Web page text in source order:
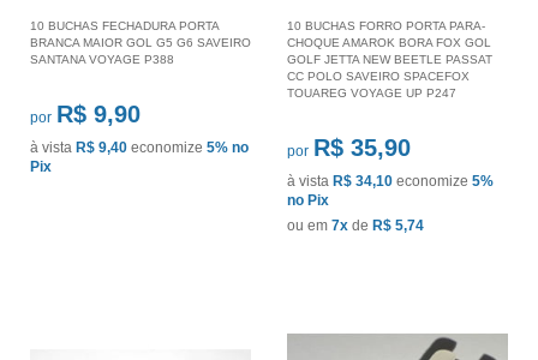
10 BUCHAS FECHADURA PORTA
BRANCA MAIOR GOL G5 G6 SAVEIRO
SANTANA VOYAGE P388
por R$ 9,90
à vista R$ 9,40 economize 5% no
Pix
10 BUCHAS FORRO PORTA PARA-
CHOQUE AMAROK BORA FOX GOL
GOLF JETTA NEW BEETLE PASSAT
CC POLO SAVEIRO SPACEFOX
TOUAREG VOYAGE UP P247
por R$ 35,90
à vista R$ 34,10 economize 5%
no Pix
ou em 7x de R$ 5,74